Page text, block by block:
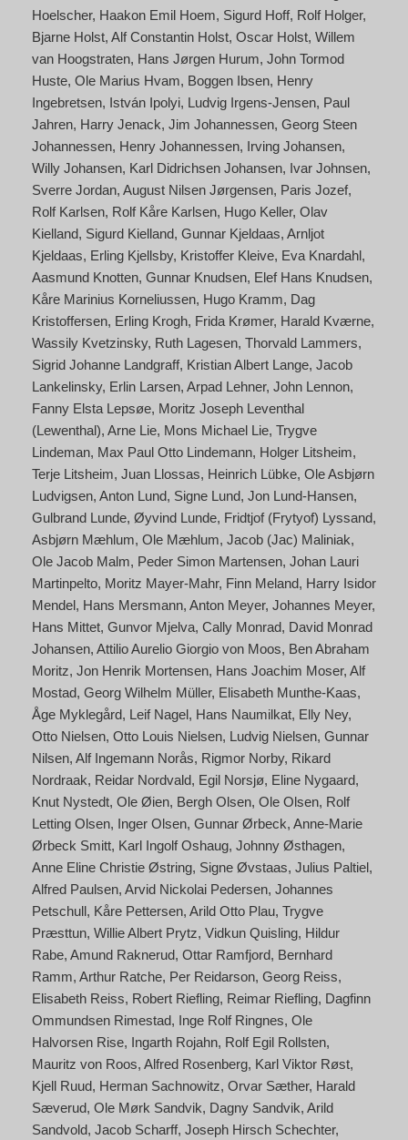
Hoelscher Haakon Emil Hoem Sigurd Hoff Rolf Holger
Bjarne Holst Alf Constantin Holst Oscar Holst Willem
van Hoogstraten Hans Jørgen Hurum John Tormod
Huste Ole Marius Hvam Boggen Ibsen Henry
Ingebretsen István Ipolyi Ludvig Irgens-Jensen Paul
Jahren Harry Jenack Jim Johannessen Georg Steen
Johannessen Henry Johannessen Irving Johansen
Willy Johansen Karl Didrichsen Johansen Ivar Johnsen
Sverre Jordan August Nilsen Jørgensen Paris Jozef
Rolf Karlsen Rolf Kåre Karlsen Hugo Keller Olav
Kielland Sigurd Kielland Gunnar Kjeldaas Arnljot
Kjeldaas Erling Kjellsby Kristoffer Kleive Eva Knardahl
Aasmund Knotten Gunnar Knudsen Elef Hans Knudsen
Kåre Marinius Korneliussen Hugo Kramm Dag
Kristoffersen Erling Krogh Frida Krømer Harald Kværne
Wassily Kvetzinsky Ruth Lagesen Thorvald Lammers
Sigrid Johanne Landgraff Kristian Albert Lange Jacob
Lankelinsky Erlin Larsen Arpad Lehner John Lennon
Fanny Elsta Lepsøe Moritz Joseph Leventhal
(Lewenthal) Arne Lie Mons Michael Lie Trygve
Lindeman Max Paul Otto Lindemann Holger Litsheim
Terje Litsheim Juan Llossas Heinrich Lübke Ole Asbjørn
Ludvigsen Anton Lund Signe Lund Jon Lund-Hansen
Gulbrand Lunde Øyvind Lunde Fridtjof (Frytyof) Lyssand
Asbjørn Mæhlum Ole Mæhlum Jacob (Jac) Maliniak
Ole Jacob Malm Peder Simon Martensen Johan Lauri
Martinpelto Moritz Mayer-Mahr Finn Meland Harry Isidor
Mendel Hans Mersmann Anton Meyer Johannes Meyer
Hans Mittet Gunvor Mjelva Cally Monrad David Monrad
Johansen Attilio Aurelio Giorgio von Moos Ben Abraham
Moritz Jon Henrik Mortensen Hans Joachim Moser Alf
Mostad Georg Wilhelm Müller Elisabeth Munthe-Kaas
Åge Myklegård Leif Nagel Hans Naumilkat Elly Ney
Otto Nielsen Otto Louis Nielsen Ludvig Nielsen Gunnar
Nilsen Alf Ingemann Norås Rigmor Norby Rikard
Nordraak Reidar Nordvald Egil Norsjø Eline Nygaard
Knut Nystedt Ole Øien Bergh Olsen Ole Olsen Rolf
Letting Olsen Inger Olsen Gunnar Ørbeck Anne-Marie
Ørbeck Smitt Karl Ingolf Oshaug Johnny Østhagen
Anne Eline Christie Østring Signe Øvstaas Julius Paltiel
Alfred Paulsen Arvid Nickolai Pedersen Johannes
Petschull Kåre Pettersen Arild Otto Plau Trygve
Præsttun Willie Albert Prytz Vidkun Quisling Hildur
Rabe Amund Raknerud Ottar Ramfjord Bernhard
Ramm Arthur Ratche Per Reidarson Georg Reiss
Elisabeth Reiss Robert Riefling Reimar Riefling Dagfinn
Ommundsen Rimestad Inge Rolf Ringnes Ole
Halvorsen Rise Ingarth Rojahn Rolf Egil Rollsten
Mauritz von Roos Alfred Rosenberg Karl Viktor Røst
Kjell Ruud Herman Sachnowitz Orvar Sæther Harald
Sæverud Ole Mørk Sandvik Dagny Sandvik Arild
Sandvold Jacob Scharff Joseph Hirsch Schechter